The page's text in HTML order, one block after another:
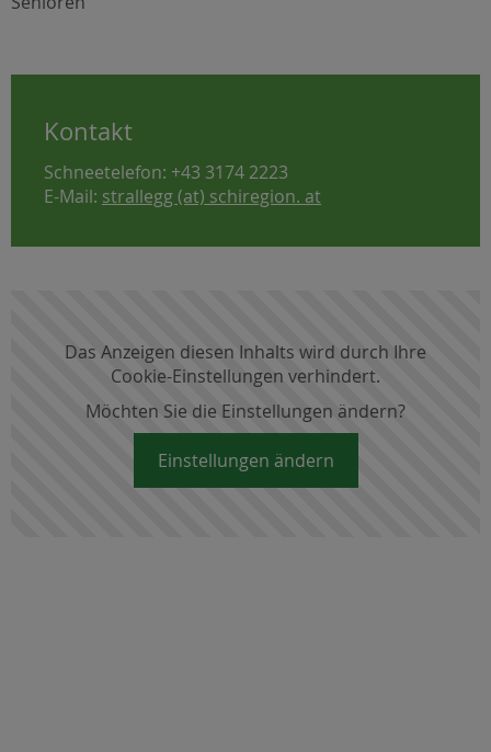
Kontakt
Schneetelefon: +43 3174 2223
E-Mail: strallegg (at) schiregion. at
Das Anzeigen diesen Inhalts wird durch Ihre
Cookie-Einstellungen verhindert.
Möchten Sie die Einstellungen ändern?
Einstellungen ändern